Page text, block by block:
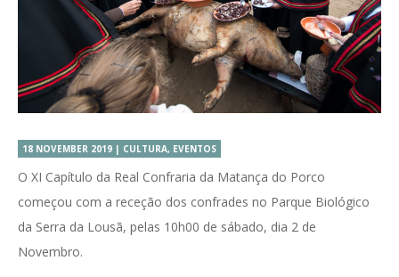
18 NOVEMBER 2019 | CULTURA, EVENTOS
O XI Capítulo da Real Confraria da Matança do Porco
começou com a receção dos confrades no Parque Biológico
da Serra da Lousã, pelas 10h00 de sábado, dia 2 de
Novembro.